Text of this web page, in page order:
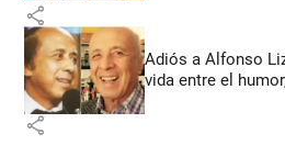
share
Adiós a Alfonso
vida entre el
share